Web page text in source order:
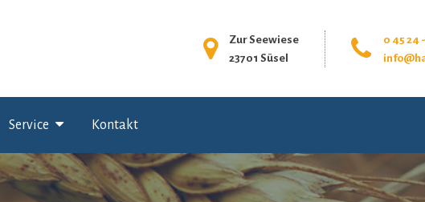
Zur Seewiese
23701 Süsel
0 45 24
Service Kontakt